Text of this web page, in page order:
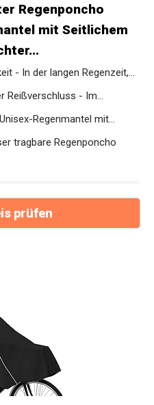
Regenponcho
mit Seitlichem
- In der langen Regenzeit,...
Reißverschluss - Im...
Regenmantel mit...
tragbare Regenponcho
prüfen